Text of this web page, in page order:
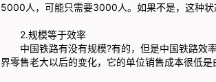
5000人，可能只需要3000人。如果不是，这种
2.规模等于效率
中国铁路有没有规模?有的，但是中国铁路效
界零售老大以后的变化，它的单位销售成本很低